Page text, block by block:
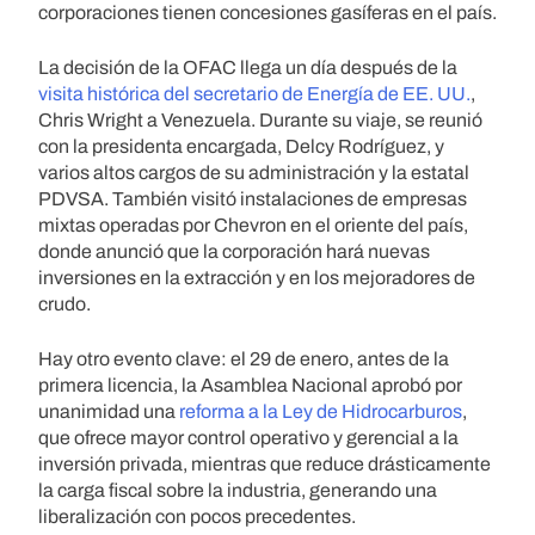
corporaciones tienen concesiones gasíferas en el país.
La decisión de la OFAC llega un día después de la
visita histórica del secretario de Energía de EE. UU.,
Chris Wright a Venezuela. Durante su viaje, se reunió
con la presidenta encargada, Delcy Rodríguez, y
varios altos cargos de su administración y la estatal
PDVSA. También visitó instalaciones de empresas
mixtas operadas por Chevron en el oriente del país,
donde anunció que la corporación hará nuevas
inversiones en la extracción y en los mejoradores de
crudo.
Hay otro evento clave: el 29 de enero, antes de la
primera licencia, la Asamblea Nacional aprobó por
unanimidad una reforma a la Ley de Hidrocarburos,
que ofrece mayor control operativo y gerencial a la
inversión privada, mientras que reduce drásticamente
la carga fiscal sobre la industria, generando una
liberalización con pocos precedentes.